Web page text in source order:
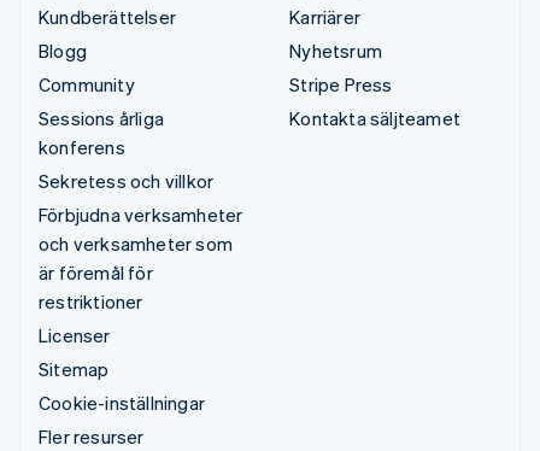
Kundberättelser
Blogg
Community
Sessions årliga
konferens
Sekretess och villkor
Förbjudna verksamheter
och verksamheter som
är föremål för
restriktioner
Licenser
Sitemap
Cookie-inställningar
Fler resurser
Karriärer
Nyhetsrum
Stripe Press
Kontakta säljteamet